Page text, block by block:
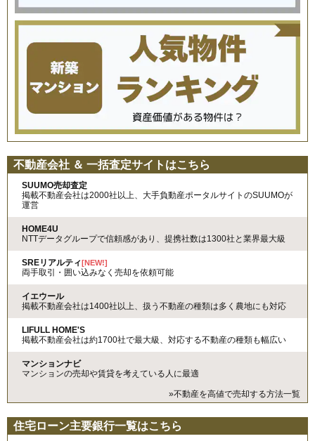
不動産会社 ＆ 一括査定サイトはこちら
SUUMO売却査定
掲載不動産会社は2000社以上、大手負動産ポータルサイトのSUUMOが
運営
HOME4U
NTTデータグループで信頼感があり、提携社数は1300社と業界最大級
SREリアルティ[NEW!]
両手取引・囲い込みなく売却を依頼可能
イエウール
掲載不動産会社は1400社以上、扱う不動産の種類は多く農地にも対応
LIFULL HOME'S
掲載不動産会社は約1700社で最大級、対応する不動産の種類も幅広い
マンションナビ
マンションの売却や賃貸を考えている人に最適
»不動産を高値で売却する方法一覧
住宅ローン主要銀行一覧はこちら